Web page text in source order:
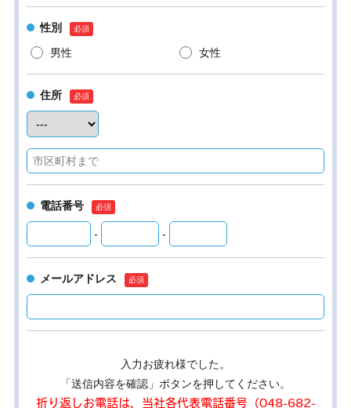
性別
男性
女性
住所
電話番号
- -
メールアドレス
入力お疲れ様でした。
「送信内容を確認」ボタンを押してください。
折り返しお電話は、当社各代表電話番号（048-682-